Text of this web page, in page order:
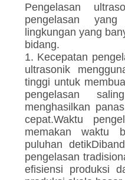
Pengelasan
pengelasan
lingkungan yang
bidang.
1. Kecepatan
ultrasonik
tinggi untuk
pengelasan
menghasilkan
cepat.Waktu
memakan waktu
puluhan
pengelasan
efisiensi produksi